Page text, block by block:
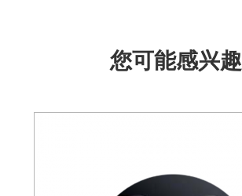
您可能感兴趣